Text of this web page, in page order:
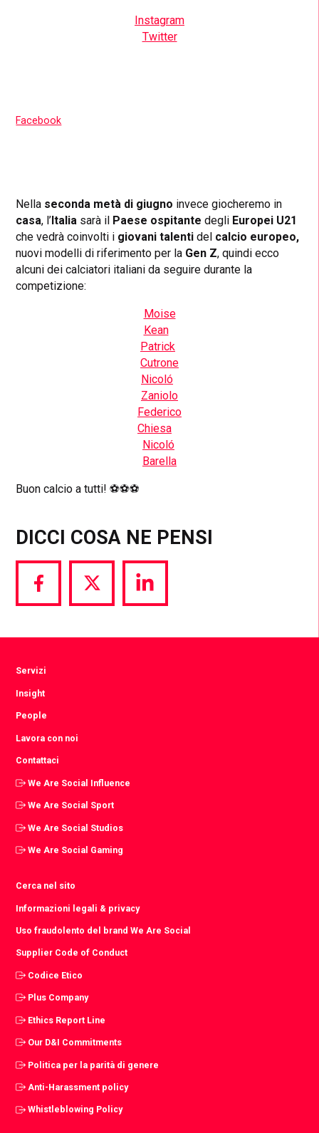
Instagram
Twitter
Facebook
Nella seconda metà di giugno invece giocheremo in
casa, l’ Italia sarà il Paese ospitante degli Europei U21
che vedrà coinvolti i giovani talenti del calcio europeo,
nuovi modelli di riferimento per la Gen Z, quindi ecco
alcuni dei calciatori italiani da seguire durante la
competizione:
Moise
Kean
Patrick
Cutrone
Nicoló
Zaniolo
Federico
Chiesa
Nicoló
Barella
Buon calcio a tutti! ⚽⚽⚽
DICCI COSA NE PENSI
Share
via
Share
via
Share
via
Servizi
Insight
People
Lavora con noi
Contattaci
We Are Social Influence
We Are Social Sport
We Are Social Studios
We Are Social Gaming
Cerca nel sito
Informazioni legali & privacy
Uso fraudolento del brand We Are Social
Supplier Code of Conduct
Codice Etico
Plus Company
Ethics Report Line
Our D&I Commitments
Politica per la parità di genere
Anti-Harassment policy
Whistleblowing Policy